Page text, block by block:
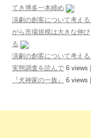
てき博多一本締め
演劇の創客について考え
がら市場規模は大きな伸び
る
演劇の創客について考え
実態調査を読んで 6 views
『犬神家の一族』
6 views